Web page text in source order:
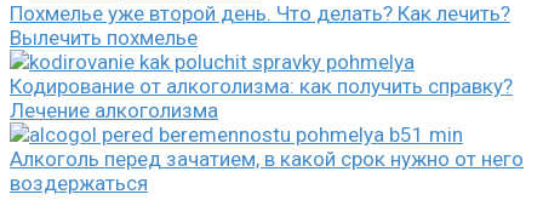
Похмелье уже второй день. Что делать? Как лечить?
Вылечить похмелье
Кодирование от алкоголизма: как получить справку?
Лечение алкоголизма
Алкоголь перед зачатием, в какой срок нужно от него
воздержаться